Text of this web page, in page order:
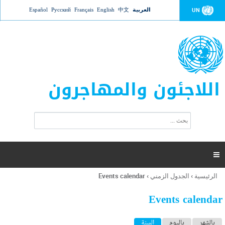
Jump to navigation UN العربية 中文
English
Français
Русский
Español
اللاجئون والمهاجرون
ت
ر
ل
ح
ب

أنت
هنا
الرئيسية › الجدول الزمني ›
Events calendar
Events calendar